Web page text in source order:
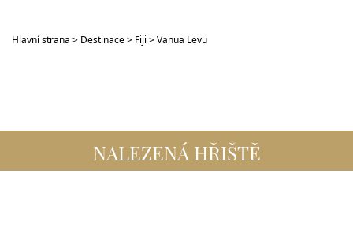
Hlavní strana > Destinace> Fiji > Vanua Levu
NALEZENÁ HŘIŠTĚ